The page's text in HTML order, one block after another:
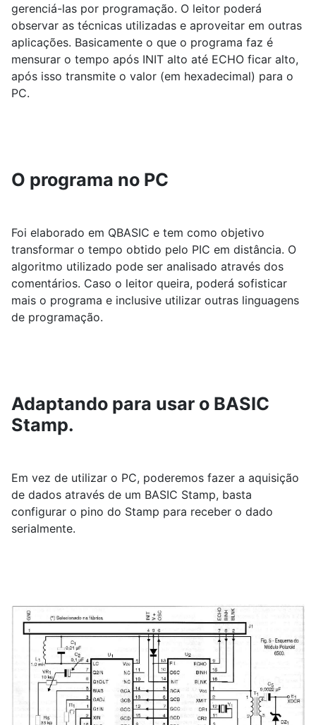
gerenciá-las por programação. O leitor poderá
observar as técnicas utilizadas e aproveitar em outras
aplicações. Basicamente o que o programa faz é
mensurar o tempo após INIT alto até ECHO ficar alto,
após isso transmite o valor (em hexadecimal) para o
PC.
O programa no PC
Foi elaborado em QBASIC e tem como objetivo
transformar o tempo obtido pelo PIC em distância. O
algoritmo utilizado pode ser analisado através dos
comentários. Caso o leitor queira, poderá sofisticar
mais o programa e inclusive utilizar outras linguagens
de programação.
Adaptando para usar o BASIC
Stamp.
Em vez de utilizar o PC, poderemos fazer a aquisição
de dados através de um BASIC Stamp, basta
configurar o pino do Stamp para receber o dado
serialmente.